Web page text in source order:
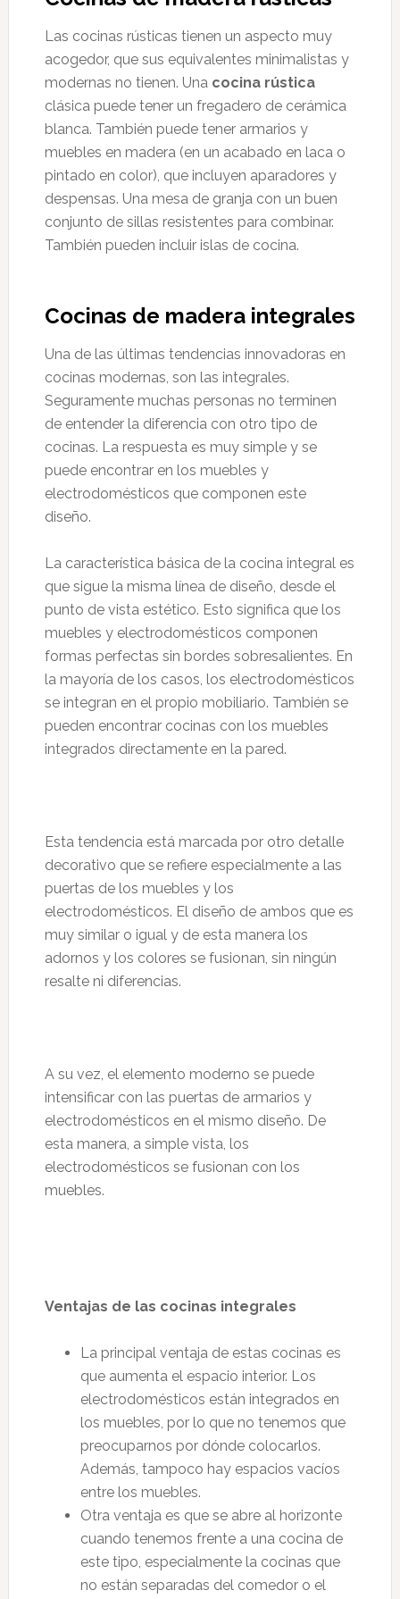
Las cocinas rústicas tienen un aspecto muy
acogedor, que sus equivalentes minimalistas y
modernas no tienen. Una cocina rústica
clásica puede tener un fregadero de cerámica
blanca. También puede tener armarios y
muebles en madera (en un acabado en laca o
pintado en color), que incluyen aparadores y
despensas. Una mesa de granja con un buen
conjunto de sillas resistentes para combinar.
También pueden incluir islas de cocina.
Cocinas de madera integrales
Una de las últimas tendencias innovadoras en
cocinas modernas, son las integrales.
Seguramente muchas personas no terminen
de entender la diferencia con otro tipo de
cocinas. La respuesta es muy simple y se
puede encontrar en los muebles y
electrodomésticos que componen este
diseño.
La característica básica de la cocina integral es
que sigue la misma línea de diseño, desde el
punto de vista estético. Esto significa que los
muebles y electrodomésticos componen
formas perfectas sin bordes sobresalientes. En
la mayoría de los casos, los electrodomésticos
se integran en el propio mobiliario. También se
pueden encontrar cocinas con los muebles
integrados directamente en la pared.
Esta tendencia está marcada por otro detalle
decorativo que se refiere especialmente a las
puertas de los muebles y los
electrodomésticos. El diseño de ambos que es
muy similar o igual y de esta manera los
adornos y los colores se fusionan, sin ningún
resalte ni diferencias.
A su vez, el elemento moderno se puede
intensificar con las puertas de armarios y
electrodomésticos en el mismo diseño. De
esta manera, a simple vista, los
electrodomésticos se fusionan con los
muebles.
Ventajas de las cocinas integrales
La principal ventaja de estas cocinas es
que aumenta el espacio interior. Los
electrodomésticos están integrados en
los muebles, por lo que no tenemos que
preocuparnos por dónde colocarlos.
Además, tampoco hay espacios vacíos
entre los muebles.
Otra ventaja es que se abre al horizonte
cuando tenemos frente a una cocina de
este tipo, especialmente la cocinas que
no están separadas del comedor o el